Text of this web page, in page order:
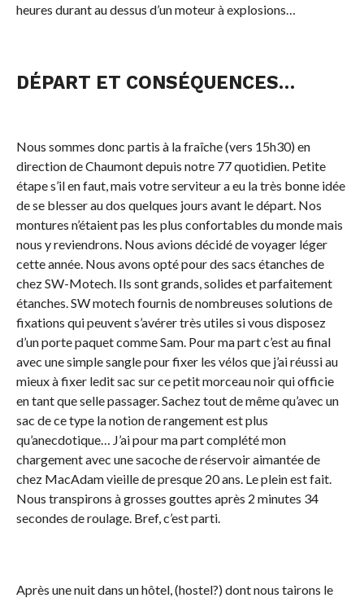
heures durant au dessus d’un moteur à explosions…
DÉPART ET CONSÉQUENCES…
Nous sommes donc partis à la fraîche (vers 15h30) en
direction de Chaumont depuis notre 77 quotidien. Petite
étape s’il en faut, mais votre serviteur a eu la très bonne idée
de se blesser au dos quelques jours avant le départ. Nos
montures n’étaient pas les plus confortables du monde mais
nous y reviendrons. Nous avions décidé de voyager léger
cette année. Nous avons opté pour des sacs étanches de
chez SW-Motech. Ils sont grands, solides et parfaitement
étanches. SW motech fournis de nombreuses solutions de
fixations qui peuvent s’avérer très utiles si vous disposez
d’un porte paquet comme Sam. Pour ma part c’est au final
avec une simple sangle pour fixer les vélos que j’ai réussi au
mieux à fixer ledit sac sur ce petit morceau noir qui officie
en tant que selle passager. Sachez tout de même qu’avec un
sac de ce type la notion de rangement est plus
qu’anecdotique… J’ai pour ma part complété mon
chargement avec une sacoche de réservoir aimantée de
chez MacAdam vieille de presque 20 ans. Le plein est fait.
Nous transpirons à grosses gouttes après 2 minutes 34
secondes de roulage. Bref, c’est parti.
Après une nuit dans un hôtel, (hostel?) dont nous tairons le